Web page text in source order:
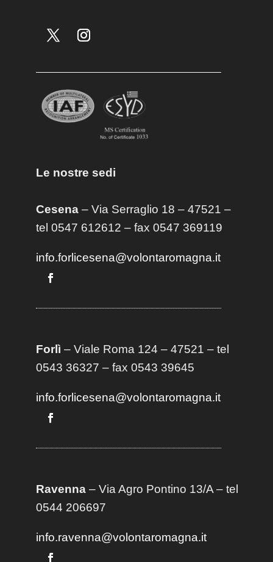
Le nostre sedi
Cesena– Via Serraglio 18 – 47521 –
tel 0547 612612 – fax 0547 369119
info.forlicesena@volontaromagna.it
Forlì – Viale Roma 124 – 47521 – tel
0543 36327 – fax 0543 39645
info.forlicesena@volontaromagna.it
Ravenna– Via Agro Pontino 13/A– tel
0544 206697
info.ravenna@volontaromagna.it